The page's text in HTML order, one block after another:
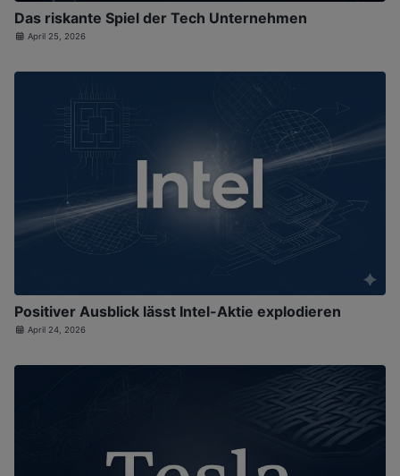
Das riskante Spiel der Tech Unternehmen
April 25, 2026
Positiver Ausblick lässt Intel-Aktie explodieren
April 24, 2026